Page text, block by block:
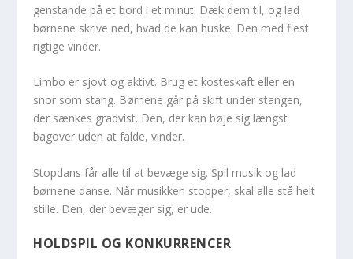
genstande på et bord i et minut. Dæk dem til, og lad
børnene skrive ned, hvad de kan huske. Den med flest
rigtige vinder.
Limbo er sjovt og aktivt. Brug et kosteskaft eller en
snor som stang. Børnene går på skift under stangen,
der sænkes gradvist. Den, der kan bøje sig længst
bagover uden at falde, vinder.
Stopdans får alle til at bevæge sig. Spil musik og lad
børnene danse. Når musikken stopper, skal alle stå helt
stille. Den, der bevæger sig, er ude.
HOLDSPIL OG KONKURRENCER